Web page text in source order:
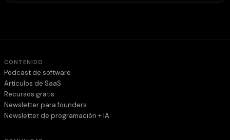
CONTENIDO
Podcast de software
Artículos de SaaS
Recursos gratis
Newsletter para founders
Newsletter de programación + IA